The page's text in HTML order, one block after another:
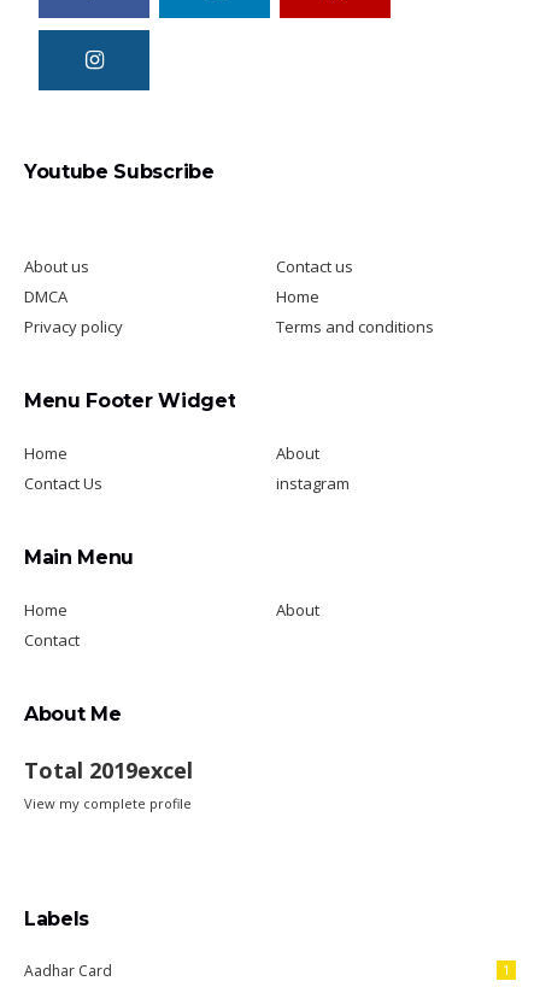
Youtube Subscribe
About us
Contact us
DMCA
Home
Privacy policy
Terms and conditions
Menu Footer Widget
Home
About
Contact Us
instagram
Main Menu
Home
About
Contact
About Me
Total 2019excel
View my complete profile
Labels
Aadhar Card 1